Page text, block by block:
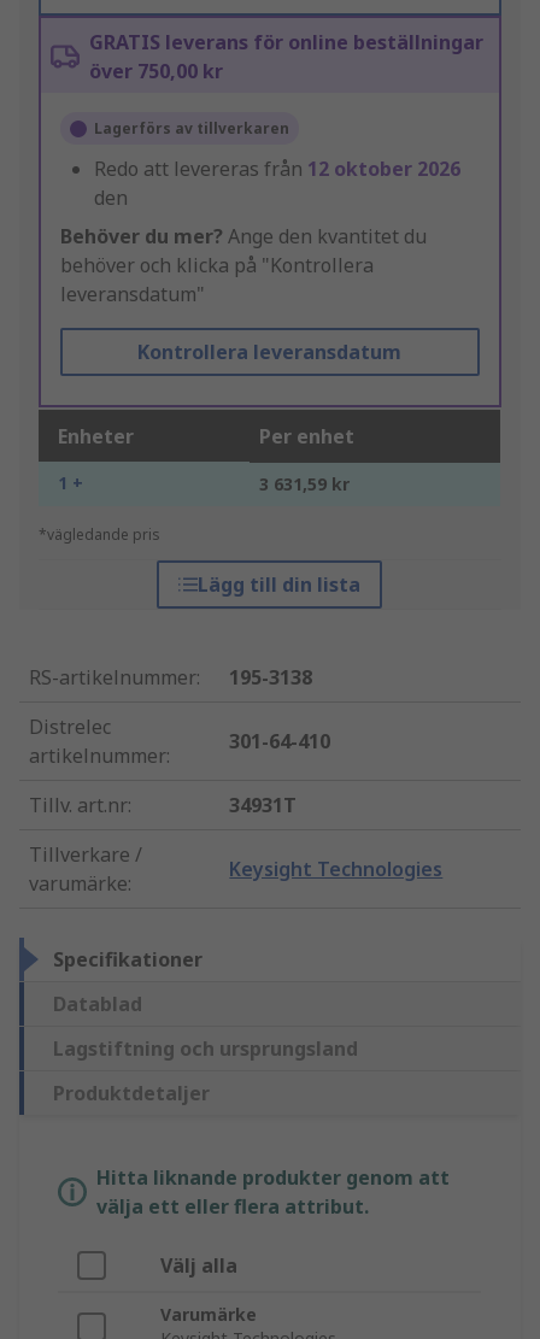
GRATIS leverans för online beställningar
över 750,00 kr
Lagerförs av tillverkaren
Redo att levereras från 12 oktober 2026
den
Behöver du mer? Ange den kvantitet du
behöver och klicka på "Kontrollera
leveransdatum"
Kontrollera leveransdatum
Enheter Per enhet
1 + 3 631,59 kr
*vägledande pris
Lägg till din lista
RS-artikelnummer:
195-3138
Distrelec
artikelnummer:
301-64-410
Tillv. art.nr:
34931T
Tillverkare /
varumärke:
Keysight Technologies
Specifikationer
Datablad
Lagstiftning och ursprungsland
Produktdetaljer
Hitta liknande produkter genom att
välja ett eller flera attribut.
Välj alla
Varumärke